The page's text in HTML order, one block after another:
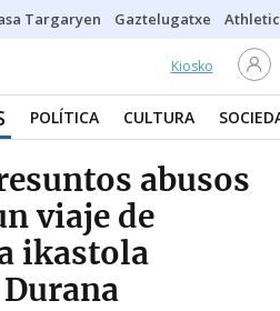
Targaryen Gaztelugatxe Athletic
Kiosko
POLÍTICA CULTURA
abusos
viaje de
ikastola